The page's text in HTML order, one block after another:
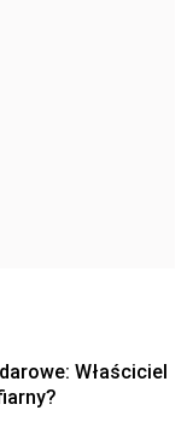
Właściciel